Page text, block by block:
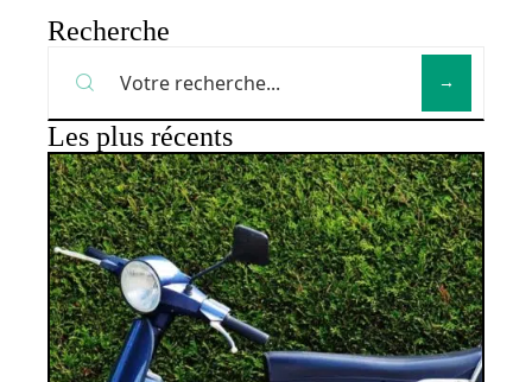
Recherche
Les plus récents